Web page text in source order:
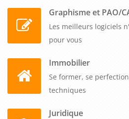
objections et de répondre aux
public. Si votre public a des
concernant votre proposition, il est
objections et en y répondant, vous
en compte les préoccupations
êtes prêt à travailler avec eux
Graphisme et PAO/
Les meilleurs logiciels
pour vous
Immobilier
Se former, se
techniques
Juridique